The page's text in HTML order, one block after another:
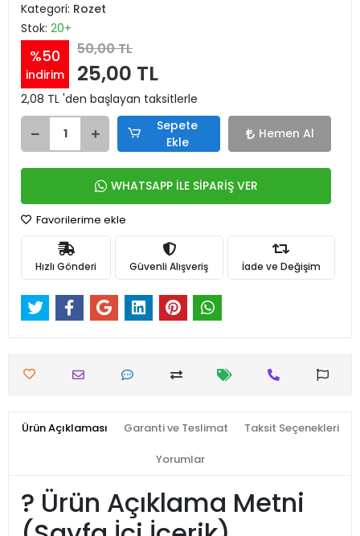
Kategori: Rozet
Stok: 20+
%50
indirim
50,00 TL
25,00 TL
2,08 TL 'den başlayan taksitlerle
Sepete
Ekle
Hemen Al
WHATSAPP İLE SİPARİŞ VER
Favorilerime ekle
Hızlı Gönderi Güvenli Alışveriş İade ve Değişim
Ürün Açıklaması Garanti ve Teslimat Taksit Seçenekleri
Yorumlar
? Ürün Açıklama Metni